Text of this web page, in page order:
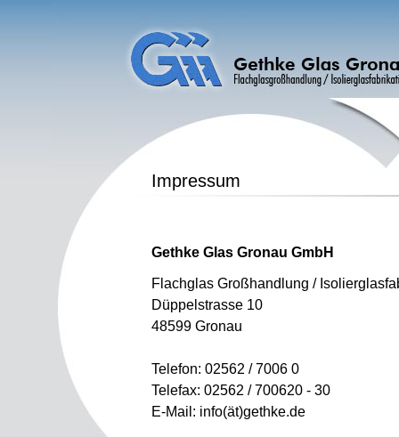
Impressum
Gethke Glas Gronau GmbH
Flachglas Großhandlung /
Düppelstrasse 10
48599 Gronau
Telefon: 02562 / 7006 0
Telefax: 02562 / 700620 - 30
E-Mail: info(ät)gethke.de